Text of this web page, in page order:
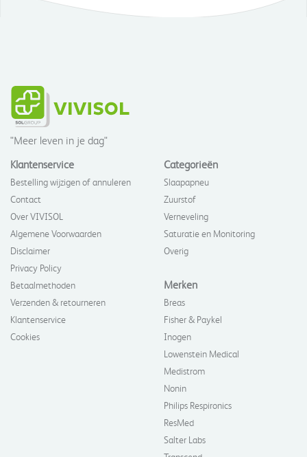
"Meer leven in je dag"
Klantenservice
Bestelling wijzigen of annuleren
Contact
Over VIVISOL
Algemene Voorwaarden
Disclaimer
Privacy Policy
Betaalmethoden
Verzenden & retourneren
Klantenservice
Cookies
Categorieën
Slaapapneu
Zuurstof
Verneveling
Saturatie en Monitoring
Overig
Merken
Breas
Fisher & Paykel
Inogen
Lowenstein Medical
Medistrom
Nonin
Philips Respironics
ResMed
Salter Labs